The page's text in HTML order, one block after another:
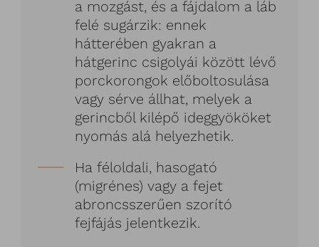
a mozgást, és a fájdalom a láb
felé sugárzik: ennek
hátterében gyakran a
hátgerinc csigolyái között lévő
porckorongok előboltosulása
vagy sérve állhat, melyek a
gerincből kilépő ideggyököket
nyomás alá helyezhetik.
Ha féloldali, hasogató
(migrénes) vagy a fejet
abroncsszerűen szorító
fejfájás jelentkezik.